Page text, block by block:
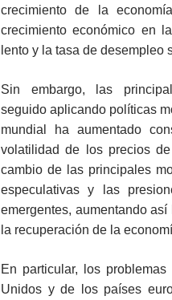
crecimiento de la
crecimiento económico en
lento y la tasa de desempleo
Sin embargo, las
seguido aplicando políticas
mundial ha aumentado
volatilidad de los precios
cambio de las principales
especulativas y las
emergentes, aumentando
la recuperación de la
En particular, los
Unidos y de los países